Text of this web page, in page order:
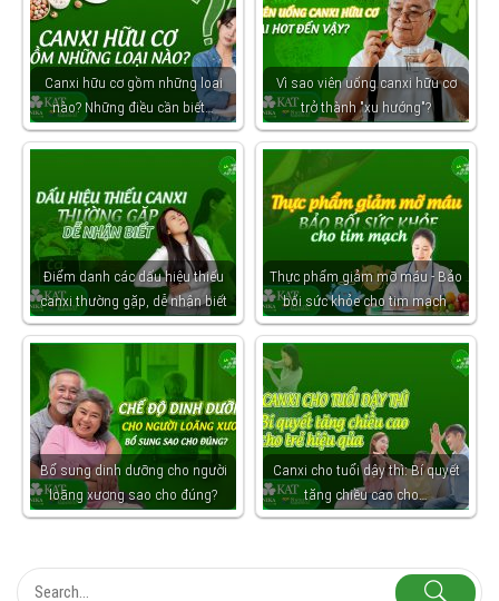
Canxi hữu cơ gồm những loại
nào? Những điều cần biết…
Vì sao viên uống canxi hữu cơ
trở thành "xu hướng"?
Điểm danh các dấu hiệu thiếu
canxi thường gặp, dễ nhận biết
Thực phẩm giảm mỡ máu - Bảo
bối sức khỏe cho tim mạch
Bổ sung dinh dưỡng cho người
loãng xương sao cho đúng?
Canxi cho tuổi dậy thì: Bí quyết
tăng chiều cao cho…